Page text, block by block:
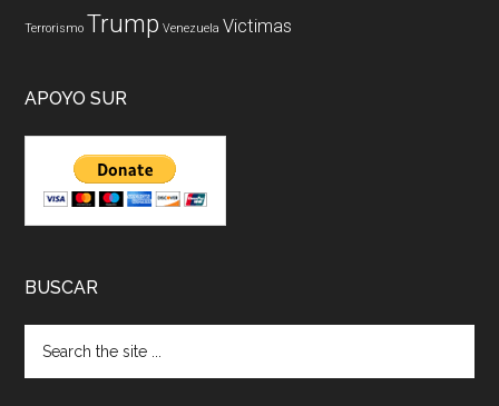
Terrorismo Trump Venezuela Victimas
APOYO SUR
BUSCAR